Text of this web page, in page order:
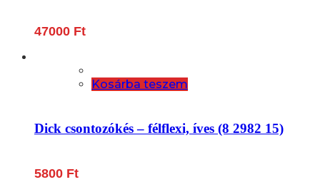
47000 Ft
Kosárba teszem
Dick csontozókés – félflexi, íves (8 2982 15)
5800 Ft